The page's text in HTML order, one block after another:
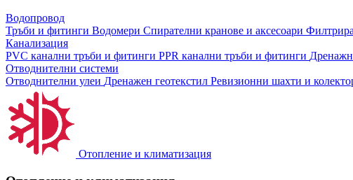
Водопровод
Тръби и фитинги Водомери Спирателни кранове и аксесоари
Канализация
PVC канални тръби и фитинги PPR канални тръби и фитинги
Отводнителни системи
Отводнителни улеи Дренажен геотекстил Ревизионни шахти и
Отопление и климатизация